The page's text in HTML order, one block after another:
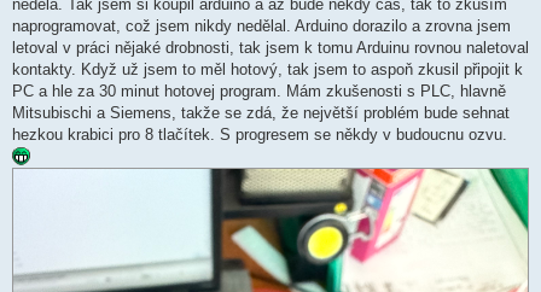
p
ě
v
e
k
nedělá. Tak jsem si koupil arduino a až bude někdy čas, tak to zkusím
naprogramovat, což jsem nikdy nedělal. Arduino dorazilo a zrovna jsem
letoval v práci nějaké drobnosti, tak jsem k tomu Arduinu rovnou naletoval
kontakty. Když už jsem to měl hotový, tak jsem to aspoň zkusil připojit k
PC a hle za 30 minut hotovej program. Mám zkušenosti s PLC, hlavně
Mitsubischi a Siemens, takže se zdá, že největší problém bude sehnat
hezkou krabici pro 8 tlačítek. S progresem se někdy v budoucnu ozvu.